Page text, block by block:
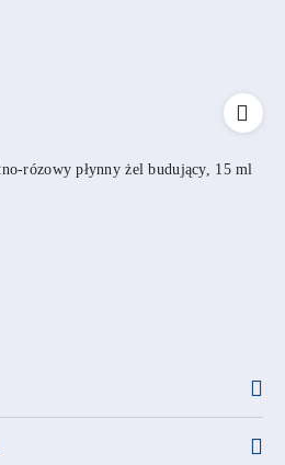
rózowy płynny żel budujący, 15 ml